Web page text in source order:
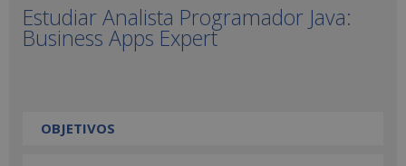
Estudiar Analista Programador Java:
Business Apps Expert
OBJETIVOS